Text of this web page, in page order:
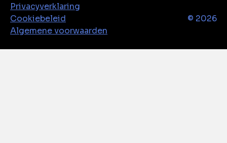
Privacyverklaring
Cookiebeleid
Algemene voorwaarden
© 2026